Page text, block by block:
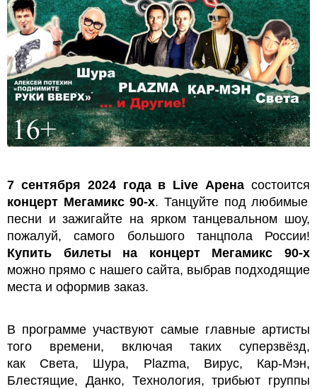
7 сентября 2024 года в Live Арена состоится
концерт Мегамикс 90-х. Танцуйте под любимые
песни и зажигайте на ярком танцевальном шоу,
пожалуй, самого большого танцпола России!
Купить билеты на концерт Мегамикс 90-х
можно прямо с нашего сайта, выбрав подходящие
места и оформив заказ.
В программе участвуют самые главные артисты
того времени, включая таких суперзвёзд,
как Света, Шура, Plazma, Вирус, Кар-Мэн,
Блестящие, Данко, Технология, трибьют группы